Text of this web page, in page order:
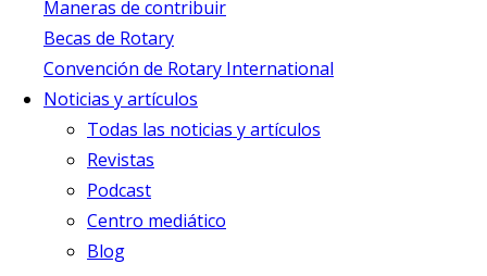
Maneras de contribuir
Becas de Rotary
Convención de Rotary International
Noticias y artículos
Todas las noticias y artículos
Revistas
Podcast
Centro mediático
Blog